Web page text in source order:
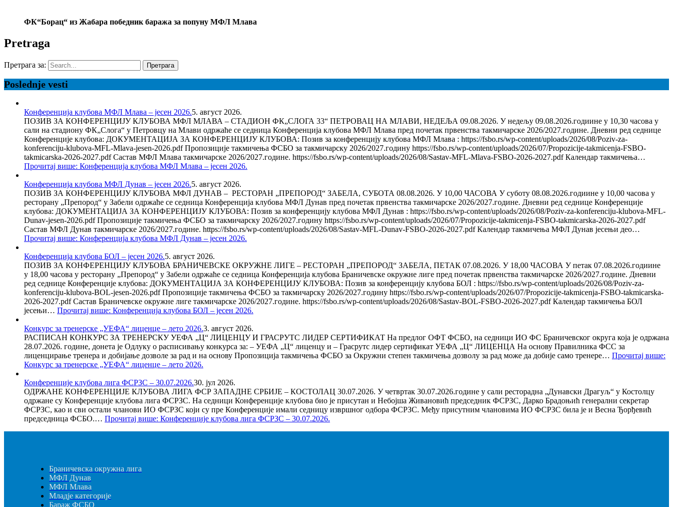
ФК“Борац“ из Жабара победник баража за попуну МФЛ Млава
Pretraga
Претрага за:
Poslednje vesti
Конференција клубова МФЛ Млава – јесен 2026.5. август 2026.
ПОЗИВ ЗА КОНФЕРЕНЦИЈУ КЛУБОВА МФЛ МЛАВА – СТАДИОН ФК„СЛОГА 33“ ПЕТРОВАЦ НА МЛАВИ, НЕДЕЉА 09.08.2026. У недељу 09.08.2026.годиине у 10,30 часова у
сали на стадиону ФК„Слога“ у Петровцу на Млави одржаће се седница Конференција клубова МФЛ Млава пред почетак првенства такмичарске 2026/2027.године. Дневни ред седнице
Конференције клубова: ДОКУМЕНТАЦИЈА ЗА КОНФЕРЕНЦИЈУ КЛУБОВА: Позив за конференцију клубова МФЛ Млава : https://fsbo.rs/wp-content/uploads/2026/08/Poziv-za-
konferenciju-klubova-MFL-Mlava-jesen-2026.pdf Пропозиције такмичења ФСБО за такмичарску 2026/2027.годину https://fsbo.rs/wp-content/uploads/2026/07/Propozicije-takmicenja-FSBO-
takmicarska-2026-2027.pdf Састав МФЛ Млава такмичарске 2026/2027.године. https://fsbo.rs/wp-content/uploads/2026/08/Sastav-MFL-Mlava-FSBO-2026-2027.pdf Календар такмичења…
Прочитај више: Конференција клубова МФЛ Млава – јесен 2026.
Конференција клубова МФЛ Дунав – јесен 2026.5. август 2026.
ПОЗИВ ЗА КОНФЕРЕНЦИЈУ КЛУБОВА МФЛ ДУНАВ – РЕСТОРАН „ПРЕПОРОД“ ЗАБЕЛА, СУБОТА 08.08.2026. У 10,00 ЧАСОВА У суботу 08.08.2026.годиине у 10,00 часова у
ресторану „Препород“ у Забели одржаће се седница Конференција клубова МФЛ Дунав пред почетак првенства такмичарске 2026/2027.године. Дневни ред седнице Конференције
клубова: ДОКУМЕНТАЦИЈА ЗА КОНФЕРЕНЦИЈУ КЛУБОВА: Позив за конференцију клубова МФЛ Дунав : https://fsbo.rs/wp-content/uploads/2026/08/Poziv-za-konferenciju-klubova-MFL-
Dunav-jesen-2026.pdf Пропозиције такмичења ФСБО за такмичарску 2026/2027.годину https://fsbo.rs/wp-content/uploads/2026/07/Propozicije-takmicenja-FSBO-takmicarska-2026-2027.pdf
Састав МФЛ Дунав такмичарске 2026/2027.године. https://fsbo.rs/wp-content/uploads/2026/08/Sastav-MFL-Dunav-FSBO-2026-2027.pdf Календар такмичења МФЛ Дунав јесењи део…
Прочитај више: Конференција клубова МФЛ Дунав – јесен 2026.
Конференција клубова БОЛ – јесен 2026.5. август 2026.
ПОЗИВ ЗА КОНФЕРЕНЦИЈУ КЛУБОВА БРАНИЧЕВСКЕ ОКРУЖНЕ ЛИГЕ – РЕСТОРАН „ПРЕПОРОД“ ЗАБЕЛА, ПЕТАК 07.08.2026. У 18,00 ЧАСОВА У петак 07.08.2026.годиине
у 18,00 часова у ресторану „Препород“ у Забели одржаће се седница Конференција клубова Браничевске окружне лиге пред почетак првенства такмичарске 2026/2027.године. Дневни
ред седнице Конференције клубова: ДОКУМЕНТАЦИЈА ЗА КОНФЕРЕНЦИЈУ КЛУБОВА: Позив за конференцију клубова БОЛ : https://fsbo.rs/wp-content/uploads/2026/08/Poziv-za-
konferenciju-klubova-BOL-jesen-2026.pdf Пропозиције такмичења ФСБО за такмичарску 2026/2027.годину https://fsbo.rs/wp-content/uploads/2026/07/Propozicije-takmicenja-FSBO-takmicarska-
2026-2027.pdf Састав Браничевске окружне лиге такмичарске 2026/2027.године. https://fsbo.rs/wp-content/uploads/2026/08/Sastav-BOL-FSBO-2026-2027.pdf Календар такмичења БОЛ
јесењи… Прочитај више: Конференција клубова БОЛ – јесен 2026.
Конкурс за тренерске „УЕФА“ лиценце – лето 2026.3. август 2026.
РАСПИСАН КОНКУРС ЗА ТРЕНЕРСКУ УЕФА „Ц“ ЛИЦЕНЦУ И ГРАСРУТС ЛИДЕР СЕРТИФИКАТ На предлог ОФТ ФСБО, на седници ИО ФС Браничевског округа која је одржана
28.07.2026. године, донета је Одлуку о расписивању конкурса за: – УЕФА „Ц“ лиценцу и – Грасрутс лидер сертификат УЕФА „Ц“ ЛИЦЕНЦА На основу Правилника ФСС за
лиценцирање тренера и добијање дозволе за рад и на основу Пропозиција такмичења ФСБО за Окружни степен такмичења дозволу за рад може да добије само тренере… Прочитај више:
Конкурс за тренерске „УЕФА“ лиценце – лето 2026.
Конференције клубова лига ФСРЗС – 30.07.2026.30. јул 2026.
ОДРЖАНЕ КОНФЕРЕНЦИЈЕ КЛУБОВА ЛИГА ФСР ЗАПАДНЕ СРБИЈЕ – КОСТОЛАЦ 30.07.2026. У четвртак 30.07.2026.године у сали ресторадна „Дунавски Драгуљ“ у Костолцу
одржане су Конференције клубова лига ФСРЗС. На седници Конференције клубова био је присутан и Небојша Живановић председник ФСРЗС, Дарко Брадоњић генерални секретар
ФСРЗС, као и сви остали чланови ИО ФСРЗС који су пре Конференције имали седницу извршног одбора ФСРЗС. Међу присутним члановима ИО ФСРЗС била је и Весна Ђорђевић
председница ФСБО.… Прочитај више: Конференције клубова лига ФСРЗС – 30.07.2026.
Браничевска окружна лига
МФЛ Дунав
МФЛ Млава
Младје категорије
Бараж ФСБО